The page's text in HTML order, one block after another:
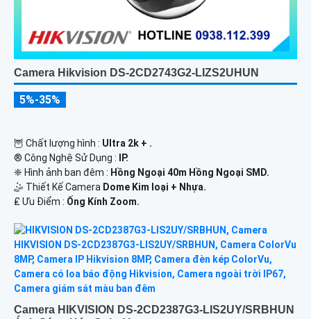
Camera Hikvision DS-2CD2743G2-LIZS2UHUN
5%-35%
🦉 Chất lượng hình : Ultra 2k + .
®️ Công Nghệ Sử Dụng :
IP.
❈ Hình ảnh ban đêm : Hồng Ngoại 40m Hồng Ngoại SMD.
🤹 Thiết Kế Camera Dome Kim loại + Nhựa.
️₤ Ưu Điểm : Ống Kính Zoom.
Camera HIKVISION DS-2CD2387G3-LIS2UY/SRBHUN